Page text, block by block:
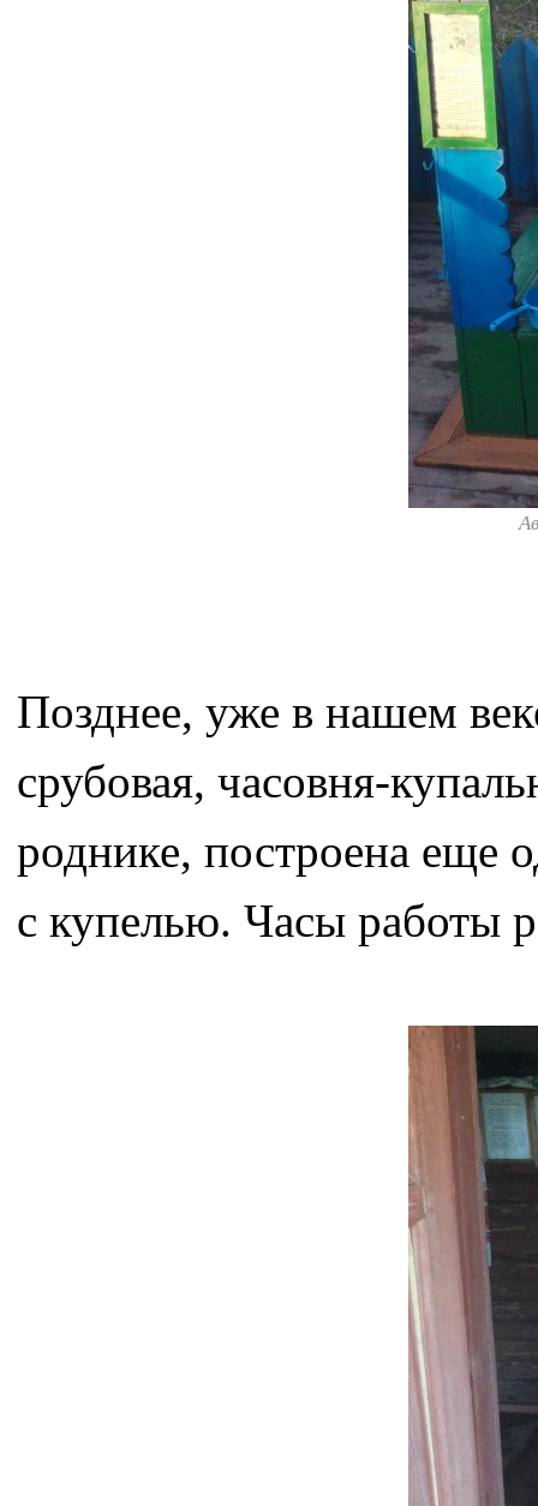
Позднее, уже в нашем
срубовая, часовня-
роднике, построена еще
с купелью. Часы работы